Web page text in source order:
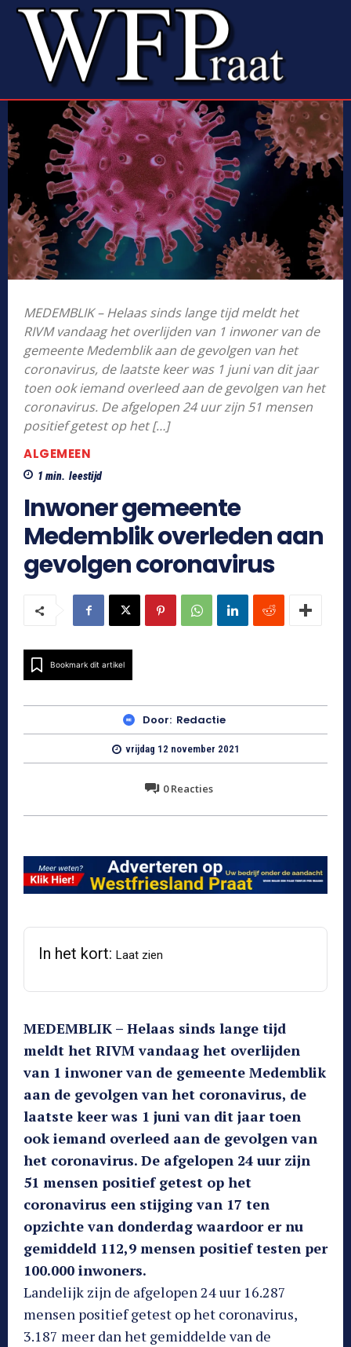
MEDEMBLIK – Helaas sinds lange tijd meldt het
RIVM vandaag het overlijden van 1 inwoner van de
gemeente Medemblik aan de gevolgen van het
coronavirus, de laatste keer was 1 juni van dit jaar
toen ook iemand overleed aan de gevolgen van het
coronavirus. De afgelopen 24 uur zijn 51 mensen
positief getest op het […]
ALGEMEEN
1 min. leestijd
Inwoner gemeente
Medemblik overleden aan
gevolgen coronavirus
Bookmark dit artikel
Door: Redactie
vrijdag 12 november 2021
0Reacties
In het kort: Laat zien
MEDEMBLIK – Helaas sinds lange tijd
meldt het RIVM vandaag het overlijden
van 1 inwoner van de gemeente Medemblik
aan de gevolgen van het coronavirus, de
laatste keer was 1 juni van dit jaar toen
ook iemand overleed aan de gevolgen van
het coronavirus. De afgelopen 24 uur zijn
51 mensen positief getest op het
coronavirus een stijging van 17 ten
opzichte van donderdag waardoor er nu
gemiddeld 112,9 mensen positief testen per
100.000 inwoners.
Landelijk zijn de afgelopen 24 uur 16.287
mensen positief getest op het coronavirus,
3.187 meer dan het gemiddelde van de